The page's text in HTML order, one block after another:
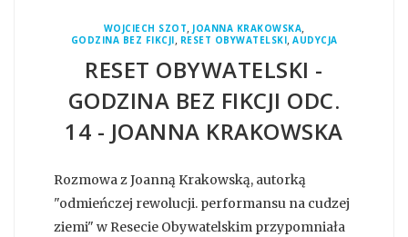
WOJCIECH SZOT, JOANNA KRAKOWSKA,
GODZINA BEZ FIKCJI, RESET OBYWATELSKI, AUDYCJA
RESET OBYWATELSKI -
GODZINA BEZ FIKCJI ODC.
14 - JOANNA KRAKOWSKA
Rozmowa z Joanną Krakowską, autorką
"odmieńczej rewolucji. performansu na cudzej
ziemi" w Resecie Obywatelskim przypomniała